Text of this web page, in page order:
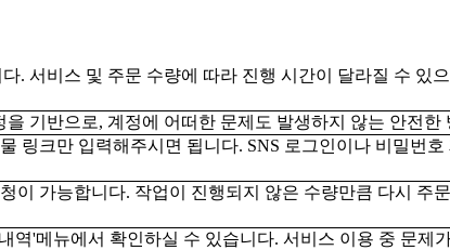
. 서비스 및 주문 수량에 따라 진행 시간이 달라질 수 있
기반으로, 계정에 어떠한 문제도 발생하지 않는 안전한
링크만 입력해주시면 됩니다. SNS 로그인이나 비밀번
이 가능합니다. 작업이 진행되지 않은 수량만큼 다시 주
역'메뉴에서 확인하실 수 있습니다. 서비스 이용 중 문제